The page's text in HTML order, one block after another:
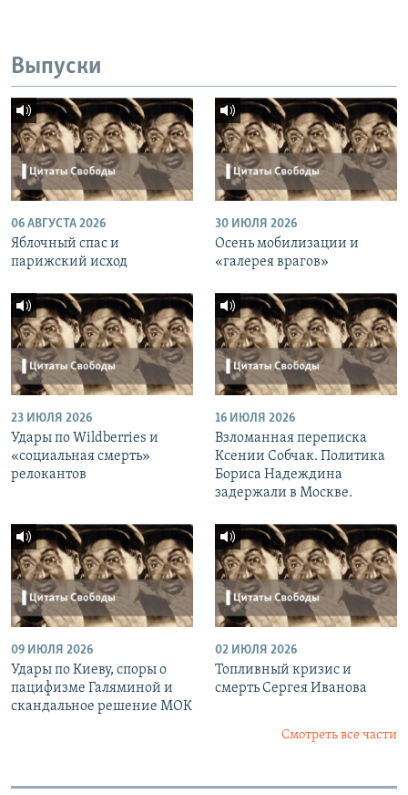
Выпуски
06 АВГУСТА 2026
Яблочный спас и
парижский исход
30 ИЮЛЯ 2026
Осень мобилизации и
«галерея врагов»
23 ИЮЛЯ 2026
Удары по Wildberries и
«социальная смерть»
релокантов
16 ИЮЛЯ 2026
Взломанная переписка
Ксении Собчак. Политика
Бориса Надеждина
задержали в Москве.
09 ИЮЛЯ 2026
Удары по Киеву, споры о
пацифизме Галяминой и
скандальное решение МОК
02 ИЮЛЯ 2026
Топливный кризис и
смерть Сергея Иванова
Смотреть все части